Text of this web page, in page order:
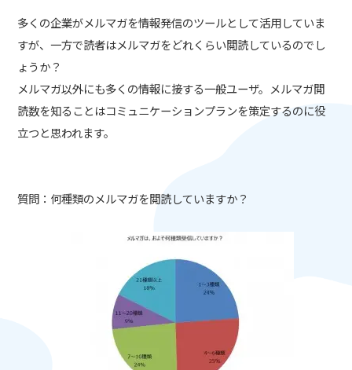
多くの企業がメルマガを情報発信のツールとして活用していま
すが、一方で読者はメルマガをどれくらい閲読しているのでし
ょうか？
メルマガ以外にも多くの情報に接する一般ユーザ。メルマガ閲
読数を知ることはコミュニケーションプランを策定するのに役
立つと思われます。
質問：何種類のメルマガを閲読していますか？